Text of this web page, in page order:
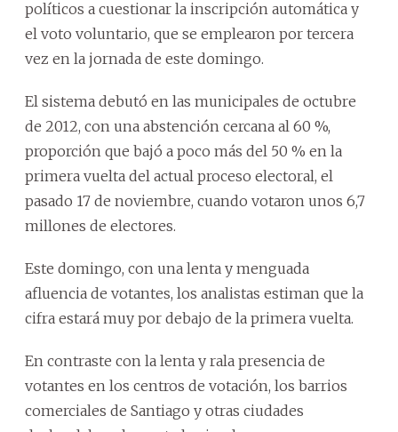
políticos a cuestionar la inscripción automática y
el voto voluntario, que se emplearon por tercera
vez en la jornada de este domingo.
El sistema debutó en las municipales de octubre
de 2012, con una abstención cercana al 60 %,
proporción que bajó a poco más del 50 % en la
primera vuelta del actual proceso electoral, el
pasado 17 de noviembre, cuando votaron unos 6,7
millones de electores.
Este domingo, con una lenta y menguada
afluencia de votantes, los analistas estiman que la
cifra estará muy por debajo de la primera vuelta.
En contraste con la lenta y rala presencia de
votantes en los centros de votación, los barrios
comerciales de Santiago y otras ciudades